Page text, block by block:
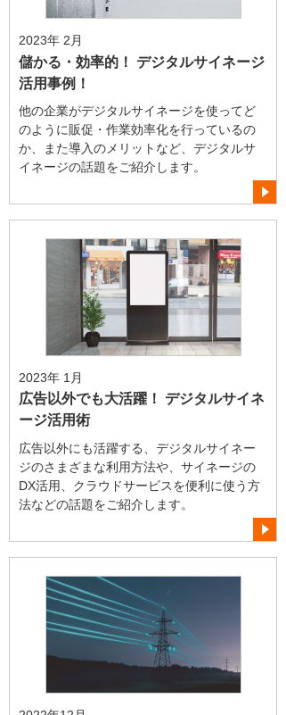
2023年 2月
儲かる・効率的！ デジタルサイネージ
活用事例！
他の企業がデジタルサイネージを使ってど
のように販促・作業効率化を行っているの
か、また導入のメリットなど、デジタルサ
イネージの話題をご紹介します。
2023年 1月
広告以外でも大活躍！ デジタルサイネ
ージ活用術
広告以外にも活躍する、デジタルサイネー
ジのさまざまな利用方法や、サイネージの
DX活用、クラウドサービスを便利に使う方
法などの話題をご紹介します。